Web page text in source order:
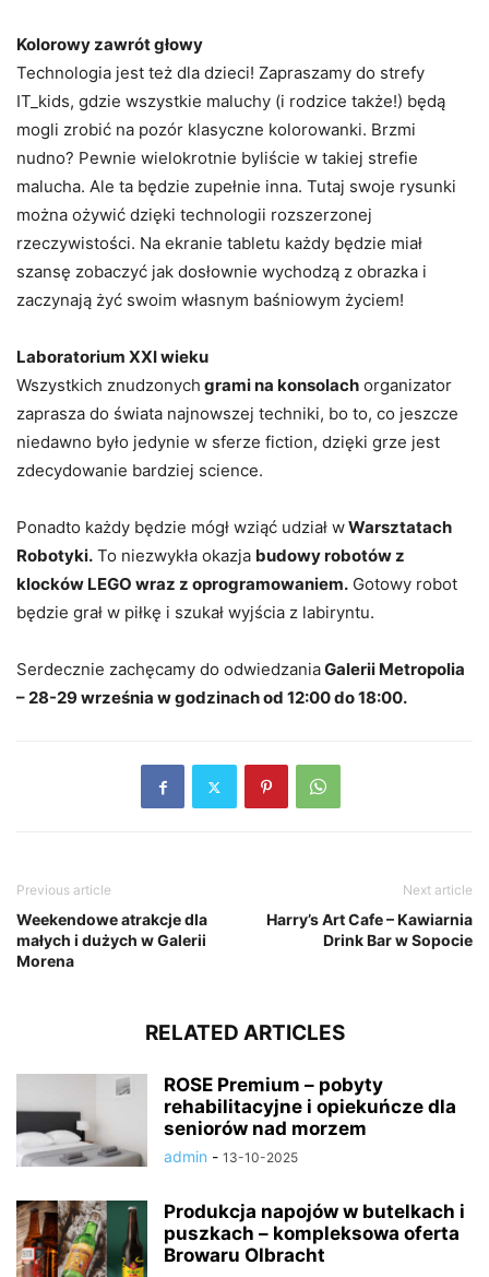
Kolorowy zawrót głowy
Technologia jest też dla dzieci! Zapraszamy do strefy
IT_kids, gdzie wszystkie maluchy (i rodzice także!) będą
mogli zrobić na pozór klasyczne kolorowanki. Brzmi
nudno? Pewnie wielokrotnie byliście w takiej strefie
malucha. Ale ta będzie zupełnie inna. Tutaj swoje rysunki
można ożywić dzięki technologii rozszerzonej
rzeczywistości. Na ekranie tabletu każdy będzie miał
szansę zobaczyć jak dosłownie wychodzą z obrazka i
zaczynają żyć swoim własnym baśniowym życiem!
Laboratorium XXI wieku
Wszystkich znudzonych grami na konsolach organizator
zaprasza do świata najnowszej techniki, bo to, co jeszcze
niedawno było jedynie w sferze fiction, dzięki grze jest
zdecydowanie bardziej science.
Ponadto każdy będzie mógł wziąć udział wWarsztatach
Robotyki. To niezwykła okazja budowy robotów z
klocków LEGO wraz z oprogramowaniem. Gotowy robot
będzie grał w piłkę i szukał wyjścia z labiryntu.
Serdecznie zachęcamy do odwiedzaniaGalerii Metropolia
– 28-29 września w godzinach od 12:00 do 18:00.
Previous article
Weekendowe atrakcje dla
małych i dużych w Galerii
Morena
Next article
Harry’s Art Cafe – Kawiarnia
Drink Bar w Sopocie
RELATED ARTICLES
ROSE Premium – pobyty
rehabilitacyjne i opiekuńcze dla
seniorów nad morzem
admin - 13-10-2025
Produkcja napojów w butelkach i
puszkach – kompleksowa oferta
Browaru Olbracht